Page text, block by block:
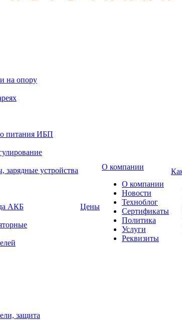
на опору
питания ИБП
зарядные устройства
АКБ
защита
Цены
О компании
О компании
Новости
Техноблог
Сертификаты
Политика
Услуги
Реквизиты